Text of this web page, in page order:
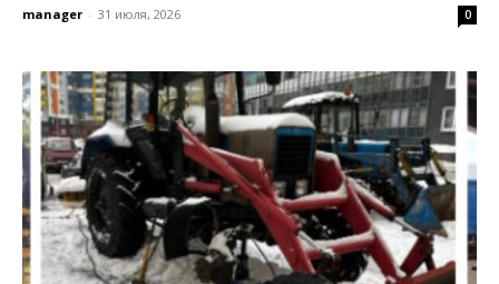
manager - 31 июля, 2026 0